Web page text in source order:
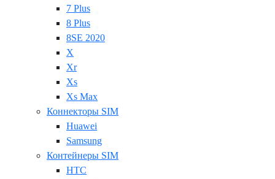
7 Plus
8 Plus
8SE 2020
X
Xr
Xs
Xs Max
Коннекторы SIM
Huawei
Samsung
Контейнеры SIM
HTC